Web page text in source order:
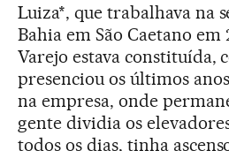
Luiza*, que trabalhava na
Bahia em São Caetano em
Varejo estava constituída,
presenciou os últimos
na empresa, onde
gente dividia os
todos os dias, tinha